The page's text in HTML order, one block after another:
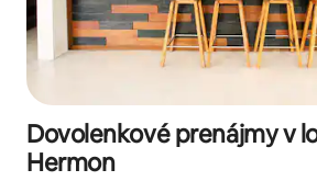
Dovolenkové prenájmy v
Hermon